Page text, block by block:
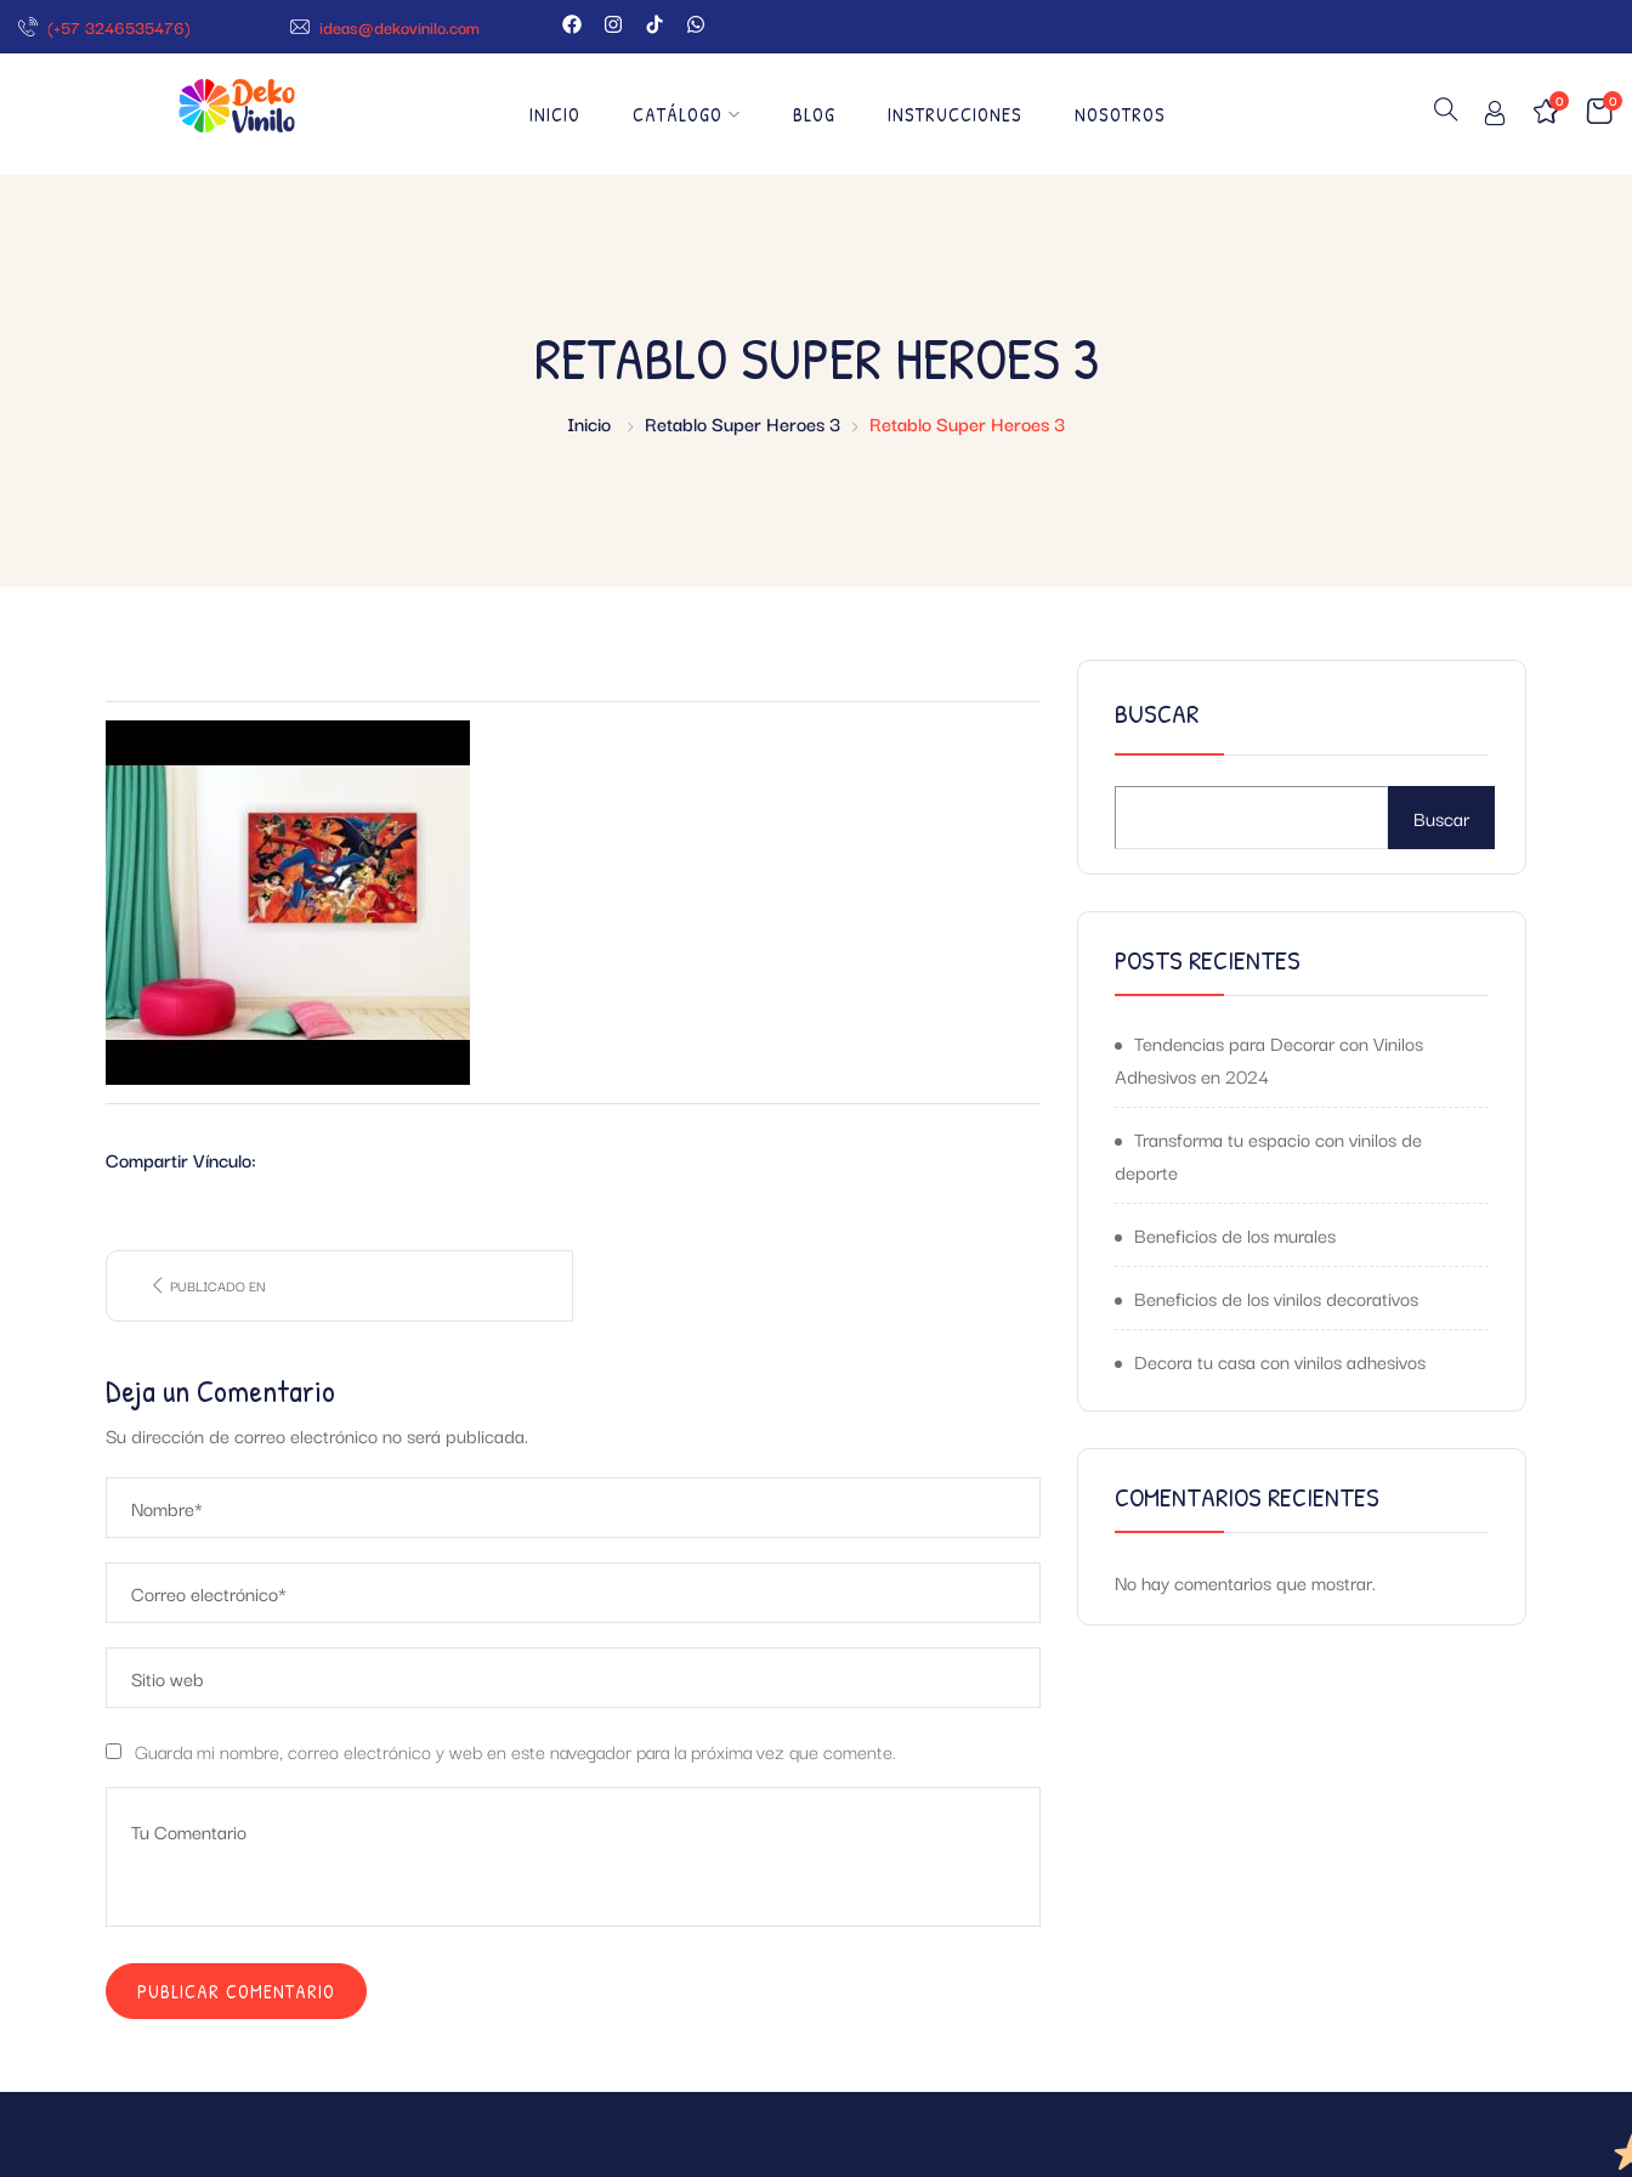
(+57 3246535476) ideas@dekovinilo.com
INICIO CATÁLOGO BLOG INSTRUCCIONES NOSOTROS
0
0
RETABLO SUPER HEROES 3
Inicio Retablo Super Heroes 3 Retablo Super Heroes 3
Compartir Vínculo:
PUBLICADO EN
Deja un Comentario
Su dirección de correo electrónico no será publicada.
Guarda mi nombre, correo electrónico y web en este navegador para la próxima vez que comente.
BUSCAR
Buscar
POSTS RECIENTES
Tendencias para Decorar con Vinilos
Adhesivos en 2024
Transforma tu espacio con vinilos de
deporte
Beneficios de los murales
Beneficios de los vinilos decorativos
Decora tu casa con vinilos adhesivos
COMENTARIOS RECIENTES
No hay comentarios que mostrar.